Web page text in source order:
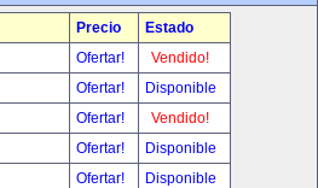
Precio
Estado
Ofertar!
Vendido!
Ofertar!
Disponible
Ofertar!
Vendido!
Ofertar!
Disponible
Ofertar!
Disponible